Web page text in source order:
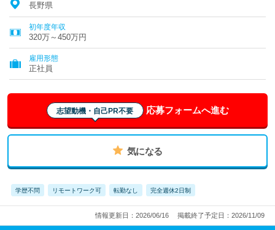
長野県
初年度年収
320万～450万円
雇用形態
正社員
志望動機・自己PR不要 応募フォームへ進む
気になる
学歴不問 リモートワーク可 転勤なし 完全週休2日制
情報更新日：2026/06/16 掲載終了予定日：2026/11/09